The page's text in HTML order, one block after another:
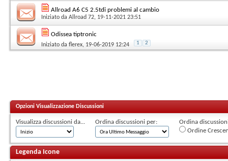
Allroad A6 C5 2.5tdi problemi al cambio
Iniziato da Allroad 72, 19-11-2021 23:51
Odissea tiptronic
Iniziato da flerex, 19-06-2019 12:24 1 2
Opzioni Visualizzazione Discussioni
Visualizza discussioni da... Ordina discussioni per:
Ordina
Ordine
Legenda Icone